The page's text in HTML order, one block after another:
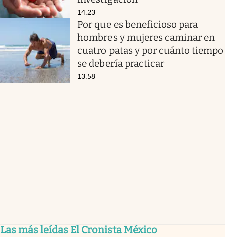
14:23
Por que es beneficioso para
hombres y mujeres caminar en
cuatro patas y por cuánto tiempo
se debería practicar
13:58
Las más leídas El Cronista México